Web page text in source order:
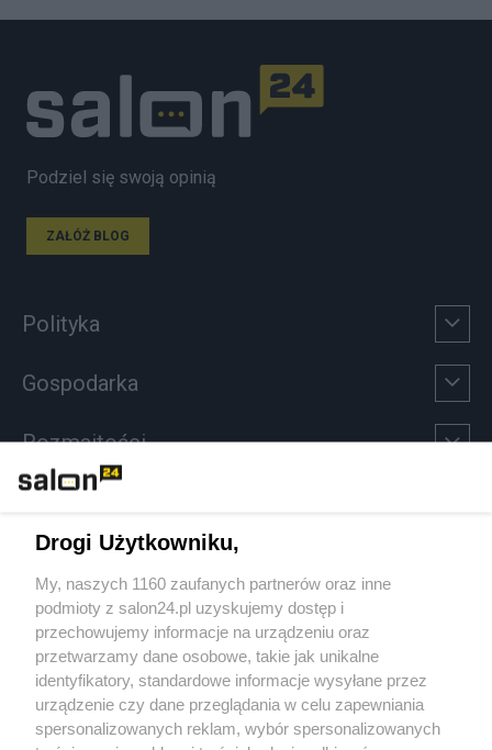
Podziel się swoją opinią
ZAŁÓŻ BLOG
Polityka
Gospodarka
Rozmaitości
Sport
Społeczeństwo
Kultura
Drogi Użytkowniku,
My, naszych 1160 zaufanych partnerów oraz inne
podmioty z salon24.pl uzyskujemy dostęp i
przechowujemy informacje na urządzeniu oraz
przetwarzamy dane osobowe, takie jak unikalne
identyfikatory, standardowe informacje wysyłane przez
urządzenie czy dane przeglądania w celu zapewniania
spersonalizowanych reklam, wybór spersonalizowanych